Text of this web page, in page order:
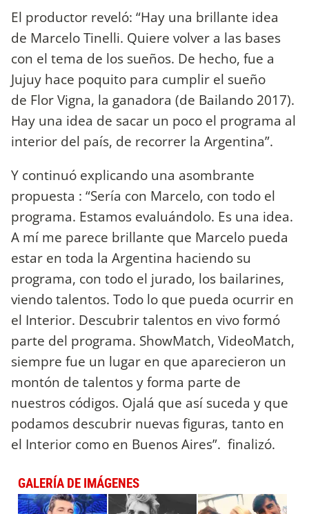
El productor reveló: “Hay una brillante idea
de Marcelo Tinelli. Quiere volver a las bases
con el tema de los sueños. De hecho, fue a
Jujuy hace poquito para cumplir el sueño
de Flor Vigna, la ganadora (de Bailando 2017).
Hay una idea de sacar un poco el programa al
interior del país, de recorrer la Argentina”.
Y continuó explicando una asombrante
propuesta : “Sería con Marcelo, con todo el
programa. Estamos evaluándolo. Es una idea.
A mí me parece brillante que Marcelo pueda
estar en toda la Argentina haciendo su
programa, con todo el jurado, los bailarines,
viendo talentos. Todo lo que pueda ocurrir en
el Interior. Descubrir talentos en vivo formó
parte del programa. ShowMatch, VideoMatch,
siempre fue un lugar en que aparecieron un
montón de talentos y forma parte de
nuestros códigos. Ojalá que así suceda y que
podamos descubrir nuevas figuras, tanto en
el Interior como en Buenos Aires”. finalizó.
GALERÍA DE IMÁGENES